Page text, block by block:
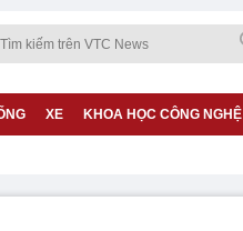
XE KHOA HỌC CÔNG NGHỆ